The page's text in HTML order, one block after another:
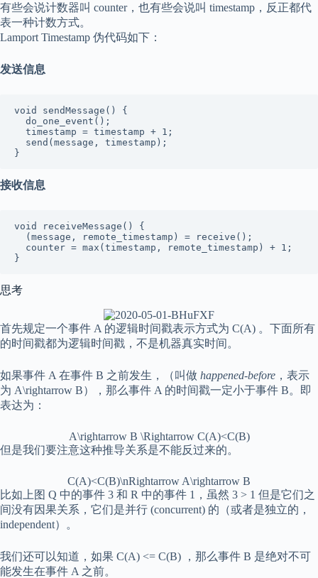
有些会说计数器叫 counter，也有些会说叫 timestamp，反正都代
表一种计数方式。
Lamport Timestamp 伪代码如下：
发送信息
void sendMessage() {
}
接收信息
void receiveMessage() {
}
思考
首先规定一个事件 A 的逻辑时间戳表示方式为 C(A) 。下面所有
的时间戳都为逻辑时间戳，不是机器真实时间。
如果事件 A 在事件 B 之前发生，（叫做 happened-before ，表示
为 A\rightarrow B），那么事件 A 的时间戳一定小于事件 B。即
表达为：
A\rightarrow B \Rightarrow C(A)<C(B)
但是我们要注意这种推导关系是不能反过来的。
C(A)<C(B)\nRightarrow A\rightarrow B
比如上图 Q 中的事件 3 和 R 中的事件 1，虽然 3 > 1 但是它们之
间没有因果关系，它们是并行 (concurrent) 的（或者是独立的，
independent）。
我们还可以知道，如果 C(A) <= C(B) ，那么事件 B 是绝对不可
能发生在事件 A 之前。